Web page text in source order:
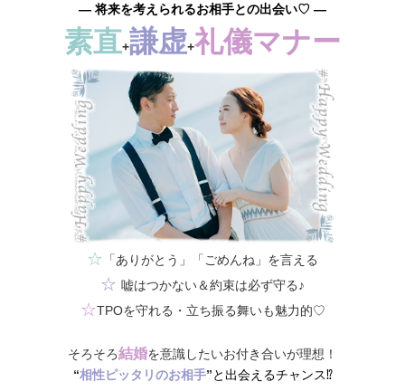
― 将来を考えられるお相手との出会い♡ ―
素直+謙虚+礼儀マナー
☆ 「ありがとう」「ごめんね」を言える
☆ 嘘はつかない＆約束は必ず守る♪
☆TPOを守れる・立ち振る舞いも魅力的♡
そろそろ結婚を意識したいお付き合いが理想！
“相性ピッタリのお相手”と出会えるチャンス⁉